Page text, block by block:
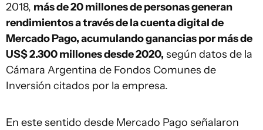
2018, más de 20 millones de personas generan
rendimientos a través de la cuenta digital de
Mercado Pago, acumulando ganancias por más de
US$ 2.300 millones desde 2020, según datos de la
Cámara Argentina de Fondos Comunes de
Inversión citados por la empresa.
En este sentido desde Mercado Pago señalaron